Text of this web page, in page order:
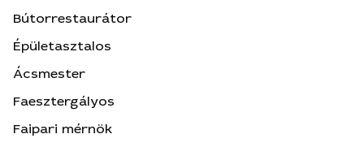
Bútorrestaurátor
Épületasztalos
Ácsmester
Faesztergályos
Faipari mérnök